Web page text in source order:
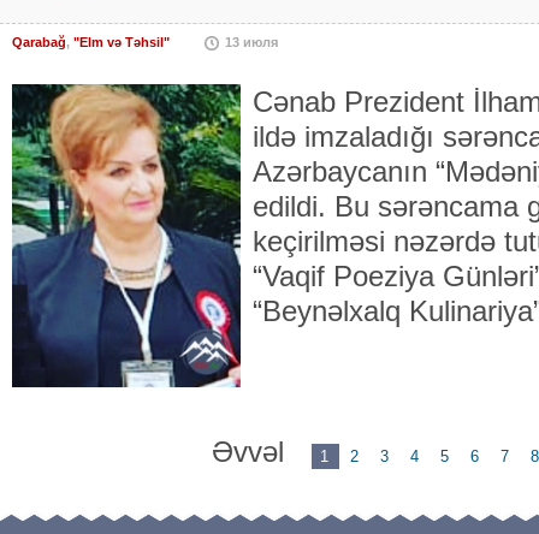
Qarabağ, "Elm və Təhsil" 13 июля
Cənab Prezident
ildə imzaladığı
Azərbaycanın
edildi. Bu sərəncama
keçirilməsi nəzərdə
“Vaqif Poeziya
“Beynəlxalq
Əvvəl 1 2 3 4 5 6 7 8